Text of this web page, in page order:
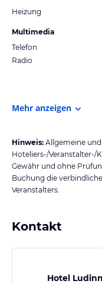
Heizung
Multimedia
Telefon
Radio
Mehr anzeigen
Hinweis: Allgemeine
Hoteliers-/Veranstalter-/
Gewähr und ohne
Buchung die
Veranstalters.
Kontakt
Hotel